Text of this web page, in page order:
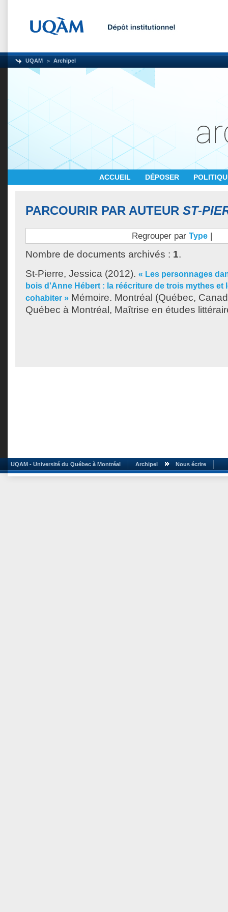
UQAM Archipel
ACCUEIL DÉPOSER
PARCOURIR PAR AUTEUR ST-
Regrouper par Type |
Nombre de documents archivés : 1.
St-Pierre, Jessica (2012). « Les personnages
bois d'Anne Hébert : la réécriture de trois mythes et
cohabiter » Mémoire. Montréal (Québec,
Québec à Montréal, Maîtrise en études
UQAM - Université du Québec à Montréal Archipel Nous écrire